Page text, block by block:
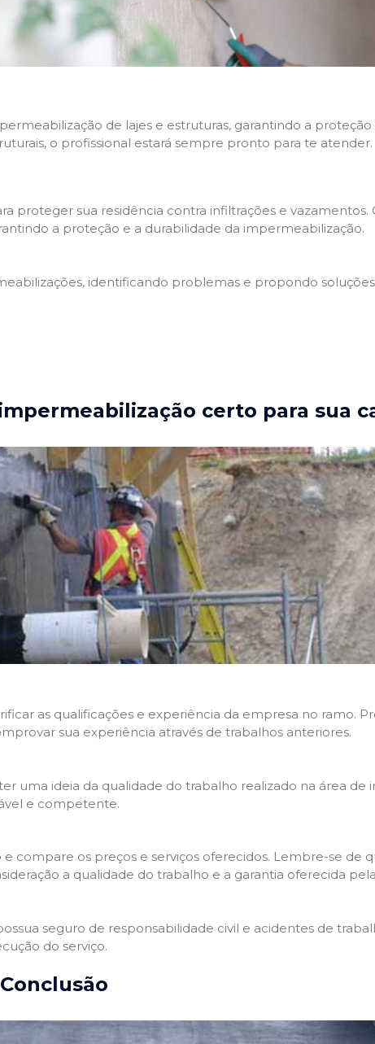
de lajes e estruturas, garantindo a
o profissional estará sempre pronto para te atender.
proteger sua residência contra infiltrações e vazamentos.
a proteção e a durabilidade da impermeabilização.
identificando problemas e propondo
certo para sua
as qualificações e experiência da empresa no ramo.
sua experiência através de trabalhos anteriores.
uma ideia da qualidade do trabalho realizado na área de
e competente.
compare os preços e serviços oferecidos. Lembre-se de
a qualidade do trabalho e a garantia oferecida
seguro de responsabilidade civil e acidentes de
do serviço.
Conclusão